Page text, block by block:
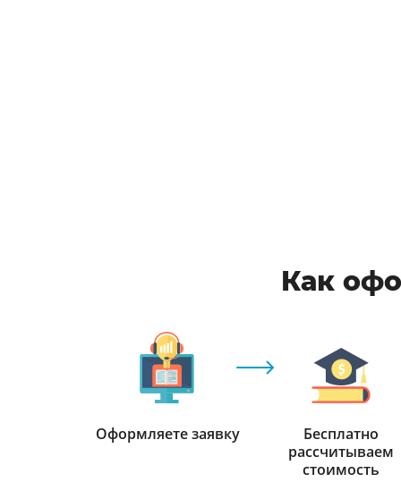
Как
Оформляете заявку
Бесплатно
рассчитываем
стоимость